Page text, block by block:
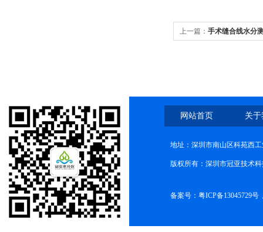
上一篇： 手术缝合线水分
网站首页 关
地址：深圳市南山区科苑西
版权所有：深圳市冠亚技术
备案号： 粤ICP备13045729号